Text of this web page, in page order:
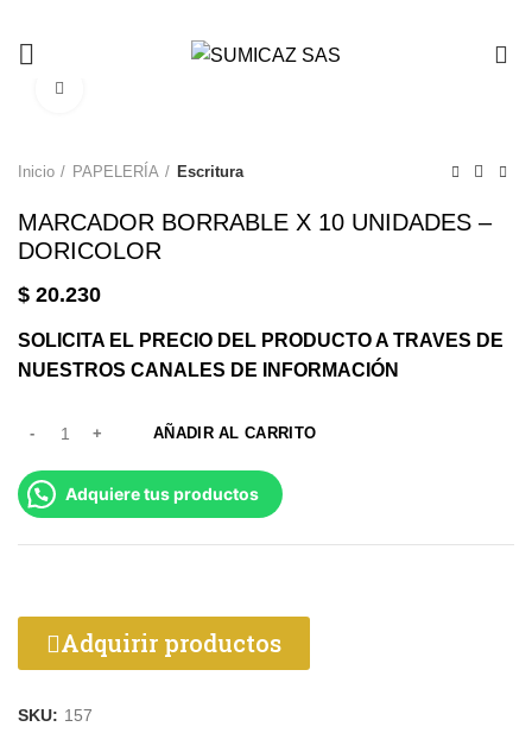
Inicio PAPELERÍA Escritura
MARCADOR BORRABLE X 10 UNIDADES –
DORICOLOR
$ 20.230
SOLICITA EL PRECIO DEL PRODUCTO A TRAVES DE
NUESTROS CANALES DE INFORMACIÓN
AÑADIR AL CARRITO
Adquiere tus productos
Adquirir productos
SKU: 157